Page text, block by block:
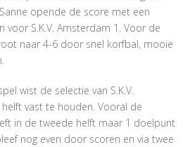
opende de score met een
S.K.V. Amsterdam 1. Voor de
naar 4-6 door snel korfbal, mooie
wist de selectie van S.K.V.
vast te houden. Vooral de
in de tweede helft maar 1 doelpunt
nog even door scoren en via twee